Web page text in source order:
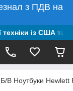
з ПДВ на
із США та
Б/В Ноутбуки Hewlett